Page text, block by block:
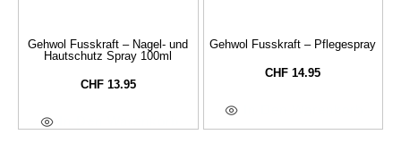
Gehwol Fusskraft – Nagel- und
Hautschutz Spray 100ml
CHF13.95
Gehwol Fusskraft – Pflegespray
CHF 14.95